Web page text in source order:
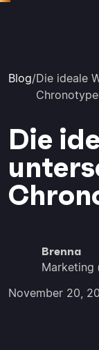
Blog/Die ideale
Die
Brenna
Marketing
November 20,